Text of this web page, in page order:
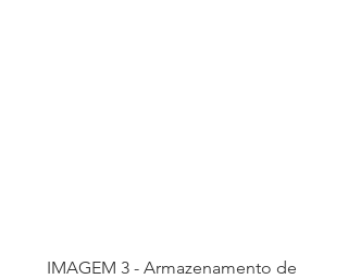
IMAGEM 3 - Armazenamento de